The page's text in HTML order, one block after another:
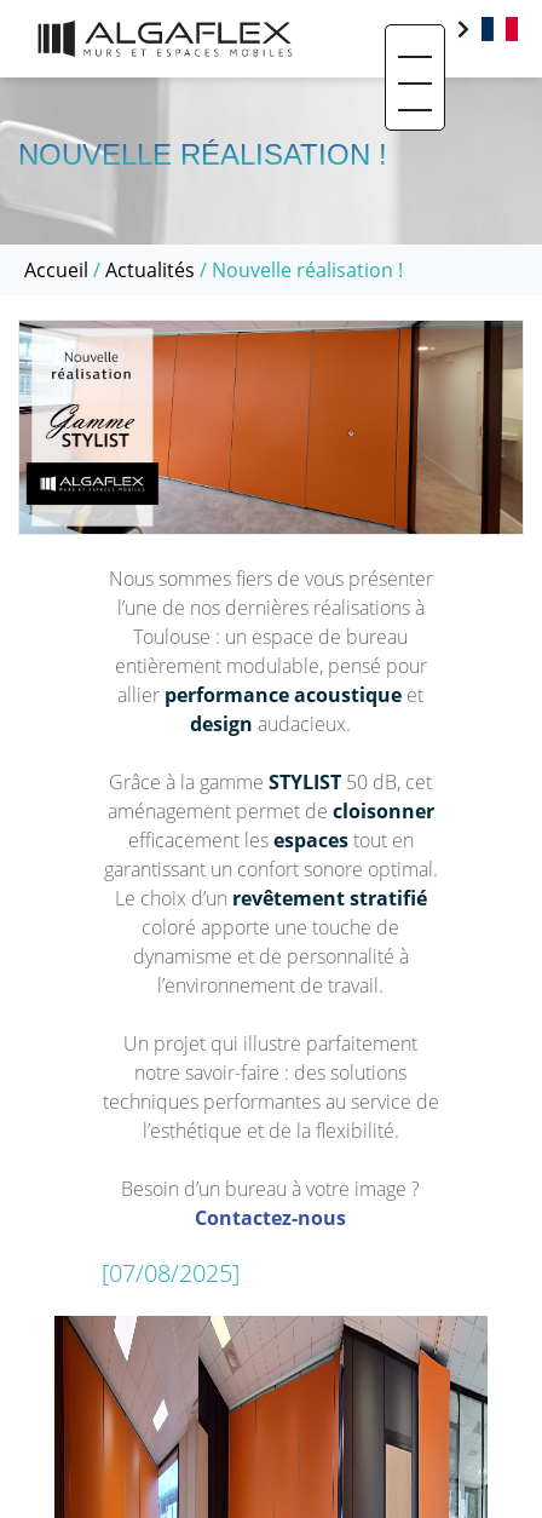
SAV ET RÉEMPLOI
RÉALISATIONS
ACTUALITÉS
Toggle
NOUVELLE RÉALISATION !
Accueil /Actualités / Nouvelle réalisation !
Nous sommes fiers de vous présenter
l’une de nos dernières réalisations à
Toulouse : un espace de bureau
entièrement modulable, pensé pour
allier performance acoustique et
designaudacieux.
Grâce à la gammeSTYLIST 50 dB, cet
aménagement permet de cloisonner
efficacement lesespacestout en
garantissant un confort sonore optimal.
Le choix d’un revêtement stratifié
coloré apporte une touche de
dynamisme et de personnalité à
l’environnement de travail.
Un projet qui illustre parfaitement
notre savoir-faire : des solutions
techniques performantes au service de
l’esthétique et de la flexibilité.
Besoin d’un bureau à votre image ?
Contactez-nous
[07/08/2025]